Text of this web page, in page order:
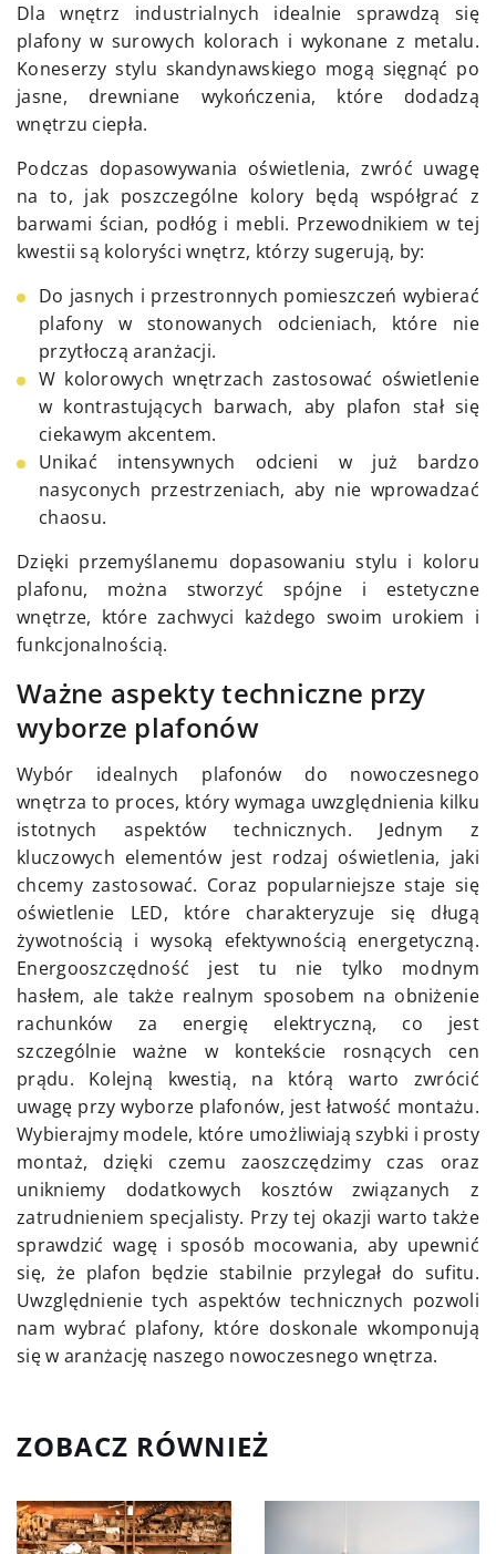
Dla wnętrz industrialnych idealnie sprawdzą się
plafony w surowych kolorach i wykonane z metalu.
Koneserzy stylu skandynawskiego mogą sięgnąć po
jasne, drewniane wykończenia, które dodadzą
wnętrzu ciepła.
Podczas dopasowywania oświetlenia, zwróć uwagę
na to, jak poszczególne kolory będą współgrać z
barwami ścian, podłóg i mebli. Przewodnikiem w tej
kwestii są koloryści wnętrz, którzy sugerują, by:
Do jasnych i przestronnych pomieszczeń wybierać
plafony w stonowanych odcieniach, które nie
przytłoczą aranżacji.
W kolorowych wnętrzach zastosować oświetlenie
w kontrastujących barwach, aby plafon stał się
ciekawym akcentem.
Unikać intensywnych odcieni w już bardzo
nasyconych przestrzeniach, aby nie wprowadzać
chaosu.
Dzięki przemyślanemu dopasowaniu stylu i koloru
plafonu, można stworzyć spójne i estetyczne
wnętrze, które zachwyci każdego swoim urokiem i
funkcjonalnością.
Ważne aspekty techniczne przy
wyborze plafonów
Wybór idealnych plafonów do nowoczesnego
wnętrza to proces, który wymaga uwzględnienia kilku
istotnych aspektów technicznych. Jednym z
kluczowych elementów jest rodzaj oświetlenia, jaki
chcemy zastosować. Coraz popularniejsze staje się
oświetlenie LED, które charakteryzuje się długą
żywotnością i wysoką efektywnością energetyczną.
Energooszczędność jest tu nie tylko modnym
hasłem, ale także realnym sposobem na obniżenie
rachunków za energię elektryczną, co jest
szczególnie ważne w kontekście rosnących cen
prądu. Kolejną kwestią, na którą warto zwrócić
uwagę przy wyborze plafonów, jest łatwość montażu.
Wybierajmy modele, które umożliwiają szybki i prosty
montaż, dzięki czemu zaoszczędzimy czas oraz
unikniemy dodatkowych kosztów związanych z
zatrudnieniem specjalisty. Przy tej okazji warto także
sprawdzić wagę i sposób mocowania, aby upewnić
się, że plafon będzie stabilnie przylegał do sufitu.
Uwzględnienie tych aspektów technicznych pozwoli
nam wybrać plafony, które doskonale wkomponują
się w aranżację naszego nowoczesnego wnętrza.
ZOBACZ RÓWNIEŻ